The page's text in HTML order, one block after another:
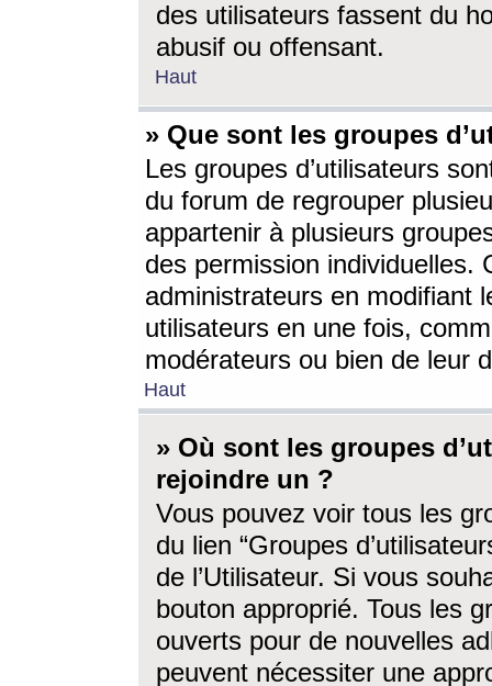
des utilisateurs fassent du
abusif ou offensant.
Haut
» Que sont les groupes
Les groupes d’utilisateurs
du forum de regrouper
appartenir à plusieurs
des permission individuelles.
administrateurs en modifiant
utilisateurs en une fois,
modérateurs ou bien de leur
Haut
» Où sont les groupes
rejoindre un ?
Vous pouvez voir tous les
du lien “Groupes
de l’Utilisateur. Si vous
bouton approprié. Tous les
ouverts pour de nouvelles
peuvent nécessiter une